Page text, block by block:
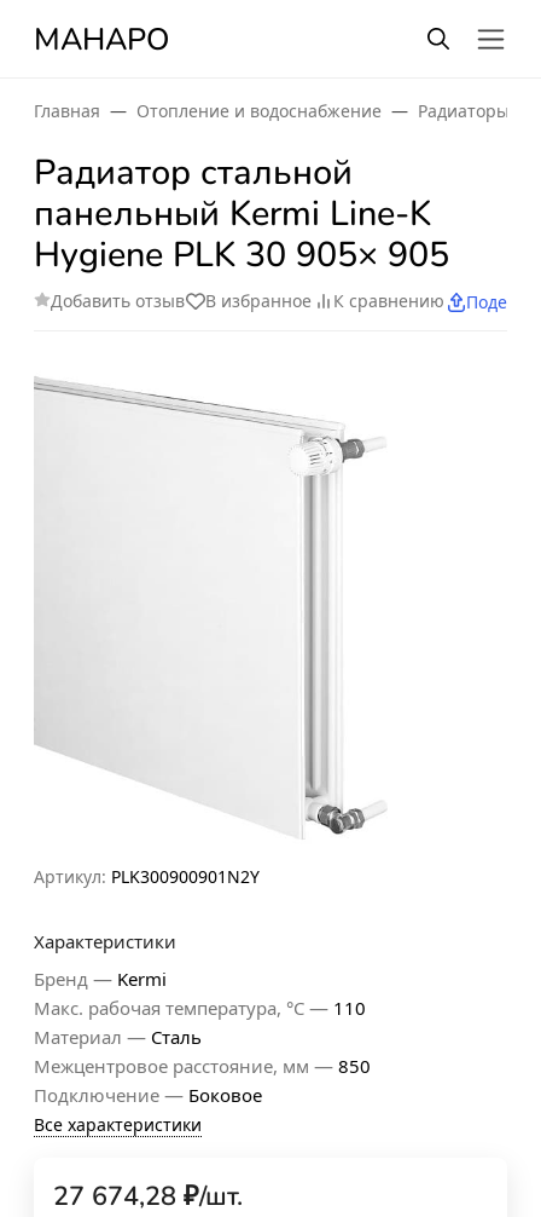
МАНАРО
Главная Отопление и водоснабжение Радиаторы
Радиатор стальной
панельный Kermi Line-K
Hygiene PLK 30 905× 905
Добавить отзыв В избранное К сравнению
Артикул: PLK300900901N2Y
Характеристики
Бренд — Kermi
Макс. рабочая температура, °С — 110
Материал — Сталь
Межцентровое расстояние, мм — 850
Подключение — Боковое
Все характеристики
27 674,28 ₽/шт.